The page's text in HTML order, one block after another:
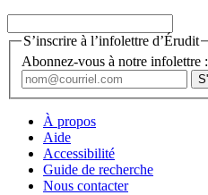
S’inscrire à l’infolettre d’Érudit
Abonnez-vous à notre infolettre :
À propos
Aide
Accessibilité
Guide de recherche
Nous contacter